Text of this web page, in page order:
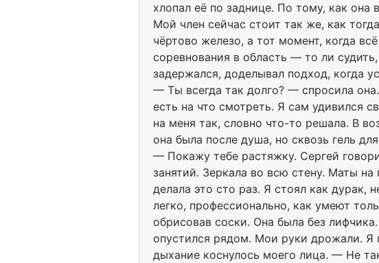
хлопал её по заднице. По тому, как она
Мой член сейчас стоит так же, как
чёртово железо, а тот момент, когда
соревнования в область — то ли
задержался, доделывал подход, когда
— Ты всегда так долго? — спросила
есть на что смотреть. Я сам удивился
на меня так, словно что-то решала. В
она была после душа, но сквозь гель
— Покажу тебе растяжку. Сергей
занятий. Зеркала во всю стену. Маты
делала это сто раз. Я стоял как дурак,
легко, профессионально, как умеют
обрисовав соски. Она была без
опустился рядом. Мои руки дрожали. Я
дыхание коснулось моего лица. — Не